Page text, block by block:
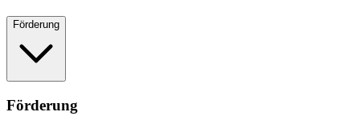
Förderung
Förderung